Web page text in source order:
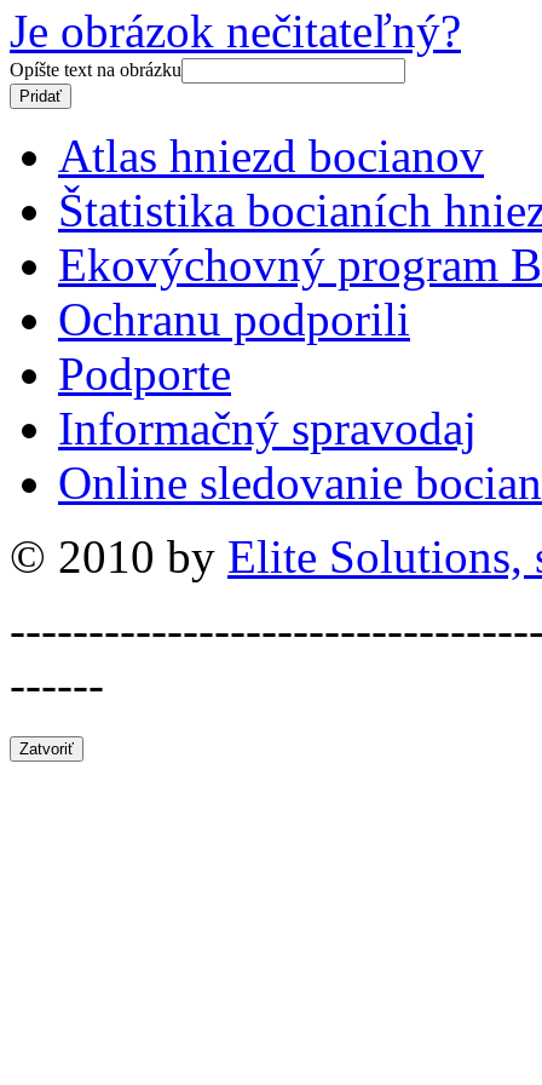
Je obrázok nečitateľný?
Opíšte text na obrázku
Atlas hniezd bocianov
Štatistika bocianích
Ekovýchovný program
Ochranu podporili
Podporte
Informačný spravodaj
Online sledovanie
© 2010 by Elite Solutions,
------